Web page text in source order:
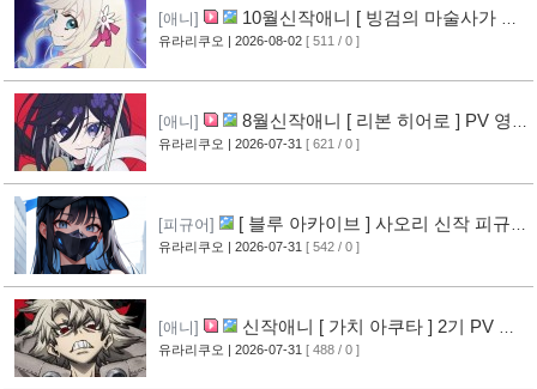
[애니]
10월신작애니 [ 빙검의 마술사가 세
계를 다스린다 ] 2기 PV 영상 공개
유라리쿠오 | 2026-08-02 [ 511 / 0 ]
[애니]
8월신작애니 [ 리본 히어로 ] PV 영
상 공개
[11]
유라리쿠오 | 2026-07-31 [ 621 / 0 ]
[피규어]
[ 블루 아카이브 ] 사오리 신작 피규어
공개 [10]
유라리쿠오 | 2026-07-31 [ 542 / 0 ]
[애니]
신작애니 [ 가치 아쿠타 ] 2기 PV 영
상 공개
[13]
유라리쿠오 | 2026-07-31 [ 488 / 0 ]